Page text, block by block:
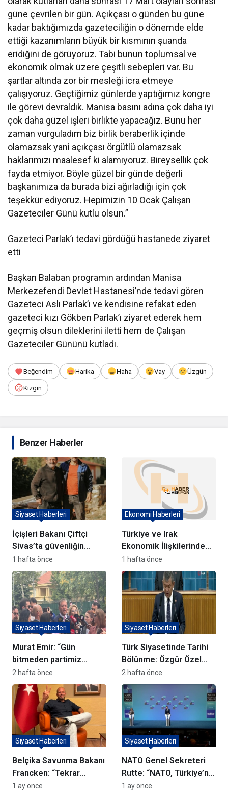
güne çevrilen bir gün. Açıkçası o günden bu güne
kadar baktığımızda gazeteciliğin o dönemde elde
ettiği kazanımların büyük bir kısmının şuanda
eridiğini de görüyoruz. Tabi bunun toplumsal ve
ekonomik olmak üzere çeşitli sebepleri var. Bu
şartlar altında zor bir mesleği icra etmeye
çalışıyoruz. Geçtiğimiz günlerde yaptığımız kongre
ile görevi devraldık. Manisa basını adına çok daha iyi
çok daha güzel işleri birlikte yapacağız. Bunu her
zaman vurguladım biz birlik beraberlik içinde
olamazsak yani açıkçası örgütlü olamazsak
haklarımızı maalesef ki alamıyoruz. Bireysellik çok
fayda etmiyor. Böyle güzel bir günde değerli
başkanımıza da burada bizi ağırladığı için çok
teşekkür ediyoruz. Hepimizin 10 Ocak Çalışan
Gazeteciler Günü kutlu olsun.”
Gazeteci Parlak’ı tedavi gördüğü hastanede ziyaret
etti
Başkan Balaban programın ardından Manisa
Merkezefendi Devlet Hastanesi’nde tedavi gören
Gazeteci Aslı Parlak’ı ve kendisine refakat eden
gazeteci kızı Gökben Parlak’ı ziyaret ederek hem
geçmiş olsun dileklerini iletti hem de Çalışan
Gazeteciler Gününü kutladı.
Beğendim Harika Haha Vay Üzgün
Kızgın
Benzer Haberler
İçişleri Bakanı Çiftçi
Sivas’ta güvenliğin
kalkınma için şart
olduğunu vurguladı
Siyaset Haberleri
1 hafta önce
Türkiye ve Irak
Ekonomik İlişkilerinde
Kalkınma Yolu Projesi
Vurgusu
Ekonomi Haberleri
1 hafta önce
Murat Emir: “Gün
bitmeden partimiz
hukuken kurulmuş
olacak”
Siyaset Haberleri
2 hafta önce
Türk Siyasetinde Tarihi
Bölünme: Özgür Özel
“Yeni Partimizi
Kuruyoruz” Diyerek
CHP’ye Veda Etti!
Siyaset Haberleri
2 hafta önce
Belçika Savunma Bakanı
Francken: “Tekrar
merhaba benim güzel
Siyaset Haberleri
1 ay önce
NATO Genel Sekreteri
Rutte: “NATO, Türkiye’nin
gelişmiş savunma
Siyaset Haberleri
1 ay önce